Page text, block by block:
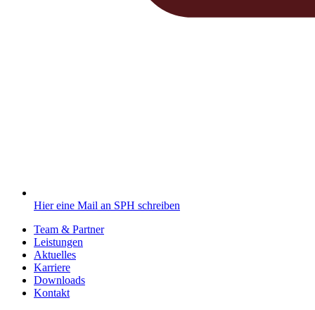
Hier eine Mail an SPH schreiben
Team & Partner
Leistungen
Aktuelles
Karriere
Downloads
Kontakt